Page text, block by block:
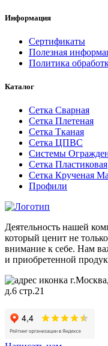
Информация
Сертификаты
Полезная
Политика
Каталог
Сетка Сварная
Сетка Плетеная
Сетка Тканая
Сетка ЦПВС
Системы
Сетка Пластиковая
Сетка Крученая
Профили
Деятельность нашей
который ценит не
внимание к себе. Нам
и приобретенной
д.6 стр.21